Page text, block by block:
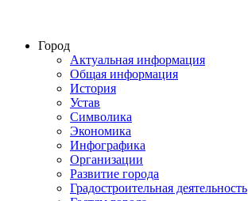
Город
Актуальная информация
Общая информация
История
Устав
Символика
Экономика
Инфографика
Организации
Развитие города
Градостроительная деятельность